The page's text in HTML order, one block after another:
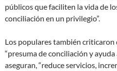
públicos que faciliten la vida de
conciliación en un privilegio”.
Los populares también
“presuma de conciliación y ayuda
aseguran, “reduce servicios,